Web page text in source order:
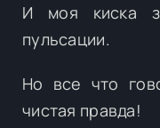
И моя киска
пульсации.
Но все что
чистая правда!